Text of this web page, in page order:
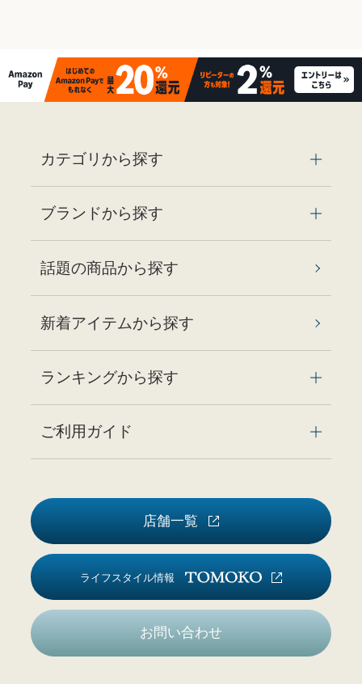
カテゴリから探す
ブランドから探す
話題の商品から探す
新着アイテムから探す
ランキングから探す
ご利用ガイド
店舗一覧
ライフスタイル情報
お問い合わせ